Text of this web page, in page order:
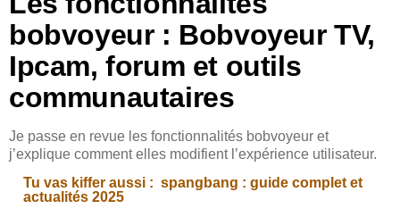
bobvoyeur : Bobvoyeur TV,
Ipcam, forum et outils
communautaires
Je passe en revue les fonctionnalités bobvoyeur et
j’explique comment elles modifient l’expérience utilisateur.
Tu vas kiffer aussi : spangbang : guide complet et
actualités 2025